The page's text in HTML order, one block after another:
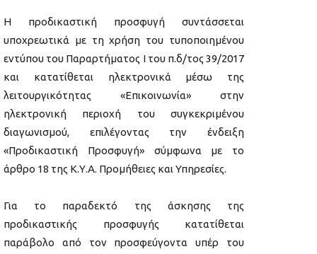
Η προδικαστική προσφυγή συντάσσεται
υποχρεωτικά με τη χρήση του τυποποιημένου
εντύπου του Παραρτήματος Ι του π.δ/τος 39/2017
και κατατίθεται ηλεκτρονικά μέσω της
λειτουργικότητας «Επικοινωνία» στην
ηλεκτρονική περιοχή του συγκεκριμένου
διαγωνισμού, επιλέγοντας την ένδειξη
«Προδικαστική Προσφυγή» σύμφωνα με το
άρθρο 18 της Κ.Υ.Α. Προμήθειες και Υπηρεσίες.
Για το παραδεκτό της άσκησης της
προδικαστικής προσφυγής κατατίθεται
παράβολο από τον προσφεύγοντα υπέρ του